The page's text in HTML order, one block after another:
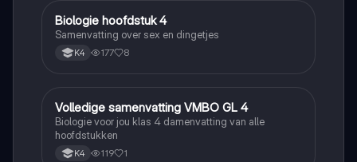
Biologie
Biologie hoofdstuk 4
Samenvatting over sex en dingetjes
K4 177 8
Biologie
Volledige samenvatting VMBO GL 4
Biologie voor jou klas 4 damenvatting van alle
hoofdstukken
K4 119 1